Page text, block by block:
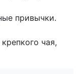
привычки.
чая,